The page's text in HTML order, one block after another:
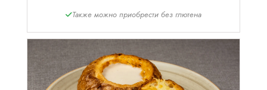
Также можно приобрести без глютена